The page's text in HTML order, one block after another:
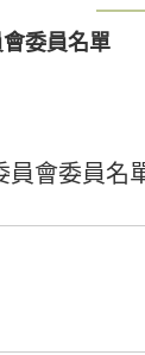
委員名單
會委員名